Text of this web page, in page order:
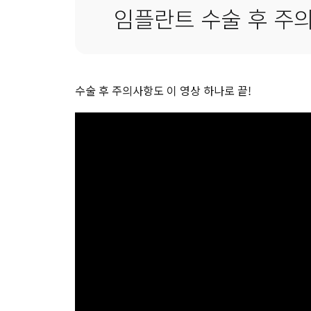
임플란트 수술 후 주
수술 후 주의사항도 이 영상 하나로 끝!